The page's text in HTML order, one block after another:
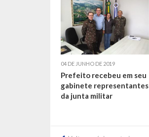
04 DE JUNHO DE 2019
Prefeito recebeu em seu
gabinete representantes
da junta militar